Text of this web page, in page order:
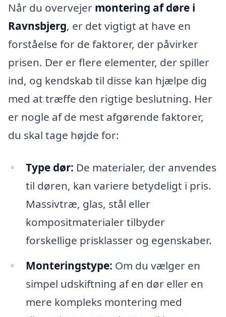
Når du overvejer montering af døre i
Ravnsbjerg, er det vigtigt at have en
forståelse for de faktorer, der påvirker
prisen. Der er flere elementer, der spiller
ind, og kendskab til disse kan hjælpe dig
med at træffe den rigtige beslutning. Her
er nogle af de mest afgørende faktorer,
du skal tage højde for:
Type dør: De materialer, der anvendes
til døren, kan variere betydeligt i pris.
Massivtræ, glas, stål eller
kompositmaterialer tilbyder
forskellige prisklasser og egenskaber.
Monteringstype: Om du vælger en
simpel udskiftning af en dør eller en
mere kompleks montering med